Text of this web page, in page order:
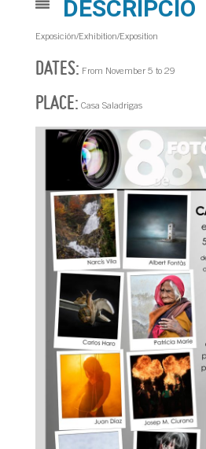
DESCRIPCIÓ
Exposición/Exhibition/Exposition
DATES: From November 5 to 29
PLACE: Casa Saladrigas